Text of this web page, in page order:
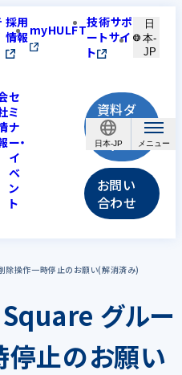
日本-JP
採用
情報myHULFT技術サポ
ートサイ
ト
日
本-
JP
セ
ミ
ナ
ー・
イ
ベ
ン
ト
資料ダ
ウンロ
ード
お問い
合わせ
除操作一時停止のお願い(解消済み)
Square グルー
停止のお願い